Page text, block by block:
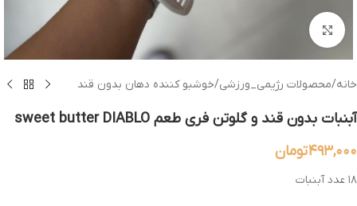
بزرگنمایی تصویر
خانه/محصولات رژیمی_ورزشی/خوشبو کننده دهان بدون قند
آبنبات بدون قند و گلوتن فری طعم sweet butter DIABLO
۴۹۳,۰۰۰تومان
۱۸ عدد آبنبات